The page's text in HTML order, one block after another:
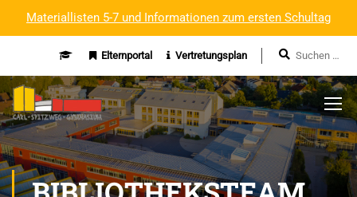
Materiallisten 5-7 und Informationen zum ersten Schultag
Elternportal Vertretungsplan